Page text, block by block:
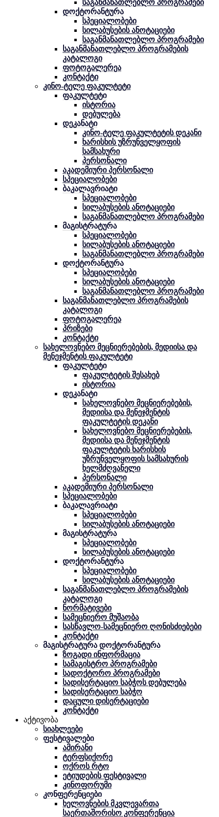
საგანმანათლებლო პროგრამები
დოქტორანტურა
სპეციალობები
სილაბუსების ანოტაციები
საგანმანათლებლო პროგრამები
საგანმანათლებლო პროგრამების
კატალოგი
ფოტოგალერეა
კონტაქტი
კინო-ტელე ფაკულტეტი
ფაკულტეტი
ისტორია
დებულება
დეკანატი
კინო-ტელე ფაკულტეტის დეკანი
ხარისხის უზრუნველყოფის
სამსახური
პერსონალი
აკადემიური პერსონალი
სპეციალობები
ბაკალავრიატი
სპეციალობები
სილაბუსების ანოტაციები
საგანმანათლებლო პროგრამები
მაგისტრატურა
სპეციალობები
სილაბუსების ანოტაციები
საგანმანათლებლო პროგრამები
დოქტორანტურა
სპეციალობები
სილაბუსების ანოტაციები
საგანმანათლებლო პროგრამები
საგანმანათლებლო პროგრამების
კატალოგი
ფოტოგალერეა
პრიზები
კონტაქტი
სახელოვნებო მეცნიერებების, მედიისა და
მენეჯმენტის ფაკულტეტი
ფაკულტეტი
ფაკულტეტის შესახებ
ისტორია
დეკანატი
სახელოვნებო მეცნიერებების,
მედიისა და მენეჯმენტის
ფაკულტეტის დეკანი
სახელოვნებო მეცნიერებების,
მედიისა და მენეჯმენტის
ფაკულტეტის ხარისხის
უზრუნველყოფის სამსახურის
ხელმძღვანელი
პერსონალი
აკადემიური პერსონალი
სპეციალობები
ბაკალავრიატი
სპეციალობები
სილაბუსების ანოტაციები
მაგისტრატურა
სპეციალობები
სილაბუსების ანოტაციები
დოქტორანტურა
სპეციალობები
სილაბუსების ანოტაციები
საგანმანათლებლო პროგრამების
კატალოგი
ნორმატივები
სამეცნიერო მუშაობა
სასწავლო-სამეცნიერო ღონისძიებები
კონტაქტი
მაგისტრატურა დოქტორანტურა
ზოგადი ინფორმაცია
სამაგისტრო პროგრამები
სადოქტორო პროგრამები
სადისერტაციო საბჭოს დებულება
სადისერტაციო საბჭო
დაცული დისერტაციები
კონტაქტი
აქტივობა
სიახლეები
ფესტივალები
ამირანი
ტერფსიქორე
ოქროს რტო
ეტიუდების ფესტივალი
კინოფორუმი
კონფერენციები
ხელოვნების მკვლევართა
საერთაშორისო კონფერენცია